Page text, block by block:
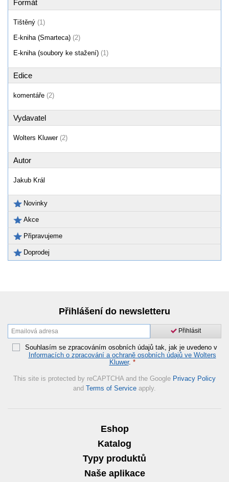
Formát
Tištěný (1)
E-kniha (Smarteca) (2)
E-kniha (soubory ke stažení) (1)
Edice
komentáře (2)
Vydavatel
Wolters Kluwer (2)
Autor
Jakub Král
Novinky
Akce
Připravujeme
Doprodej
Přihlášení do newsletteru
Přihlásit
Souhlasím se zpracováním osobních údajů tak, jak je uvedeno v
Informacích o zpracování a ochraně osobních údajů ve Wolters
Kluwer. *
This site is protected by reCAPTCHA and the Google Privacy Policy
and Terms of Service apply.
Eshop
Katalog
Typy produktů
Naše aplikace